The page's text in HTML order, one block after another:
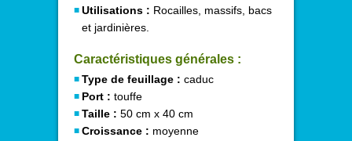
Utilisations : Rocailles, massifs, bacs
et jardinières.
Caractéristiques générales :
Type de feuillage : caduc
Port : touffe
Taille : 50 cm x 40 cm
Croissance : moyenne